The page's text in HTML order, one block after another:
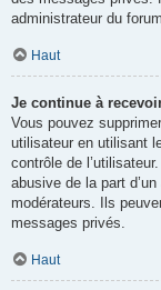
administrateur du forum.
Haut
Je continue à
Vous pouvez
utilisateur en utilisant
contrôle de
abusive de la part
modérateurs. Ils
messages privés.
Haut